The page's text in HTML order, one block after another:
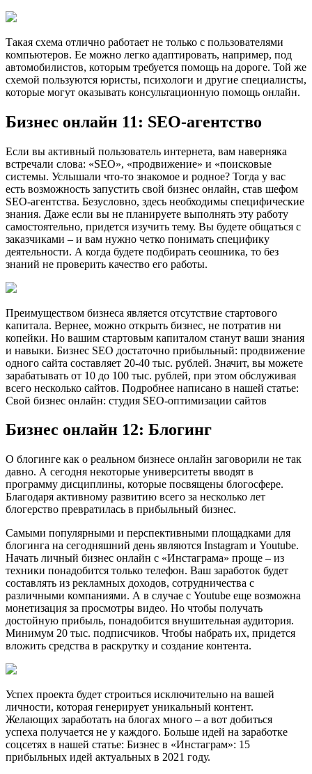
Такая схема отлично работает не только с пользователями
компьютеров. Ее можно легко адаптировать, например, под
автомобилистов, которым требуется помощь на дороге. Той же
схемой пользуются юристы, психологи и другие специалисты,
которые могут оказывать консультационную помощь онлайн.
Бизнес онлайн 11: SEO-агентство
Если вы активный пользователь интернета, вам наверняка
встречали слова: «SEO», «продвижение» и «поисковые
системы. Услышали что-то знакомое и родное? Тогда у вас
есть возможность запустить свой бизнес онлайн, став шефом
SEO-агентства. Безусловно, здесь необходимы специфические
знания. Даже если вы не планируете выполнять эту работу
самостоятельно, придется изучить тему. Вы будете общаться с
заказчиками – и вам нужно четко понимать специфику
деятельности. А когда будете подбирать сеошника, то без
знаний не проверить качество его работы.
Преимуществом бизнеса является отсутствие стартового
капитала. Вернее, можно открыть бизнес, не потратив ни
копейки. Но вашим стартовым капиталом станут ваши знания
и навыки. Бизнес SEO достаточно прибыльный: продвижение
одного сайта составляет 20-40 тыс. рублей. Значит, вы можете
зарабатывать от 10 до 100 тыс. рублей, при этом обслуживая
всего несколько сайтов. Подробнее написано в нашей статье:
Свой бизнес онлайн: студия SEO-оптимизации сайтов
Бизнес онлайн 12: Блогинг
О блогинге как о реальном бизнесе онлайн заговорили не так
давно. А сегодня некоторые университеты вводят в
программу дисциплины, которые посвящены блогосфере.
Благодаря активному развитию всего за несколько лет
блогерство превратилась в прибыльный бизнес.
Самыми популярными и перспективными площадками для
блогинга на сегодняшний день являются Instagram и Youtube.
Начать личный бизнес онлайн с «Инстаграма» проще – из
техники понадобится только телефон. Ваш заработок будет
составлять из рекламных доходов, сотрудничества с
различными компаниями. А в случае с Youtube еще возможна
монетизация за просмотры видео. Но чтобы получать
достойную прибыль, понадобится внушительная аудитория.
Минимум 20 тыс. подписчиков. Чтобы набрать их, придется
вложить средства в раскрутку и создание контента.
Успех проекта будет строиться исключительно на вашей
личности, которая генерирует уникальный контент.
Желающих заработать на блогах много – а вот добиться
успеха получается не у каждого. Больше идей на заработке
соцсетях в нашей статье: Бизнес в «Инстаграм»: 15
прибыльных идей актуальных в 2021 году.